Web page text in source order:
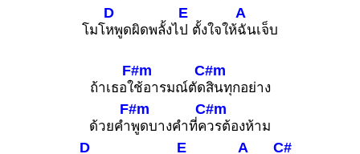
โมโ
D
หพูดผิดพลั้งไ
E
ป ตั้งใจให้
A
ฉันเจ็บ
ถ้าเธอใ
F#m
ช้อารมณ์ตัด
C#m
สินทุกอย่าง
ด้วยคำ
F#m
พูดบางคำที่ค
C#m
วรต้องห้าม
D E A C#